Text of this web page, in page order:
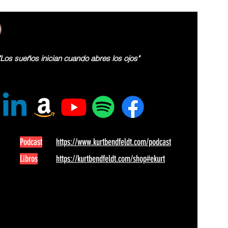
sueños inician cuando abres los ojos"
Podcast
Libros
https://www.kurtbendfeldt.com/podcast
https://kurtbendfeldt.com/shop#ekurt